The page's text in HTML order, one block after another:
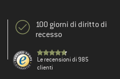
100 giorni di diritto di
recesso
Le recensioni di 985
clienti